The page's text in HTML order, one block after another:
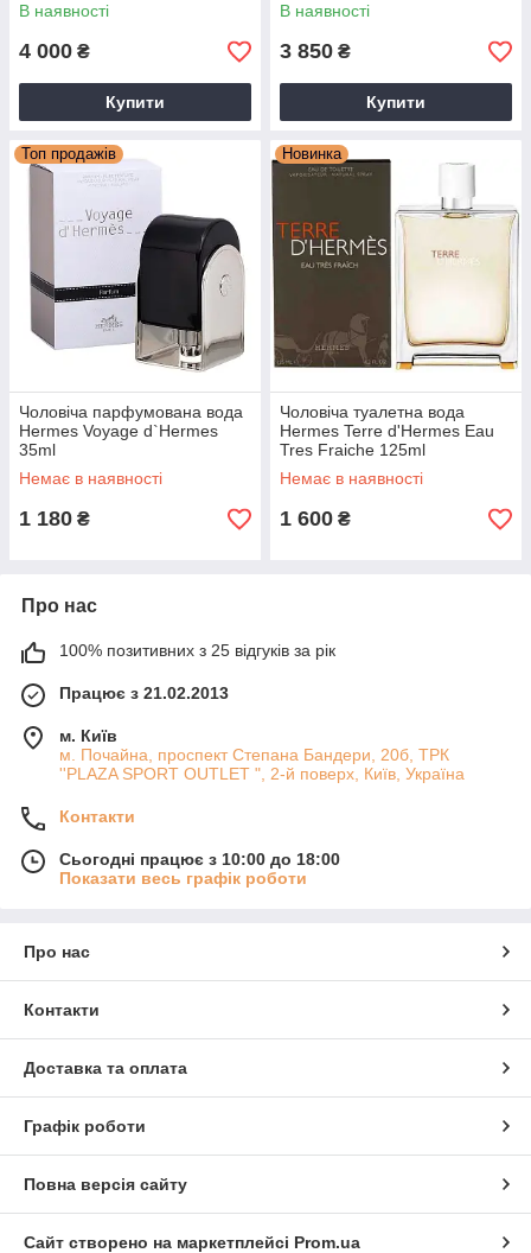
В наявності
4 000 ₴
Купити
В наявності
3 850 ₴
Купити
Топ продажів
Чоловіча парфумована вода
Hermes Voyage d`Hermes
35ml
Немає в наявності
1 180 ₴
Новинка
Чоловіча туалетна вода
Hermes Terre d'Hermes Eau
Tres Fraiche 125ml
Немає в наявності
1 600 ₴
Про нас
100% позитивних з 25 відгуків за рік
Працює з 21.02.2013
м. Київ
м. Почайна, проспект Степана Бандери, 20б, ТРК
''PLAZA SPORT OUTLET ", 2-й поверх, Київ, Україна
Контакти
Сьогодні працює з 10:00 до 18:00
Показати весь графік роботи
Про нас
Контакти
Доставка та оплата
Графік роботи
Повна версія сайту
Сайт створено на маркетплейсі Prom.ua